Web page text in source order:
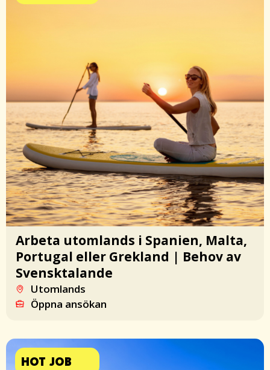
Arbeta utomlands i Spanien, Malta,
Portugal eller Grekland | Behov av
Svensktalande
Utomlands
Öppna ansökan
HOT JOB